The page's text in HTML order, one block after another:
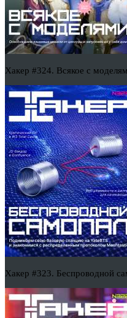
Хакер #324. Всякое с
Хакер #323. Беспроводной